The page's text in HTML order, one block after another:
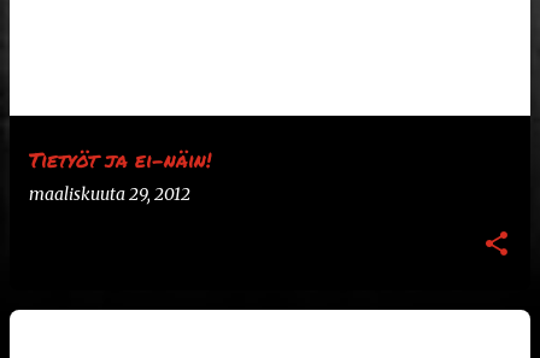
Tietyöt ja ei-näin!
maaliskuuta 29, 2012